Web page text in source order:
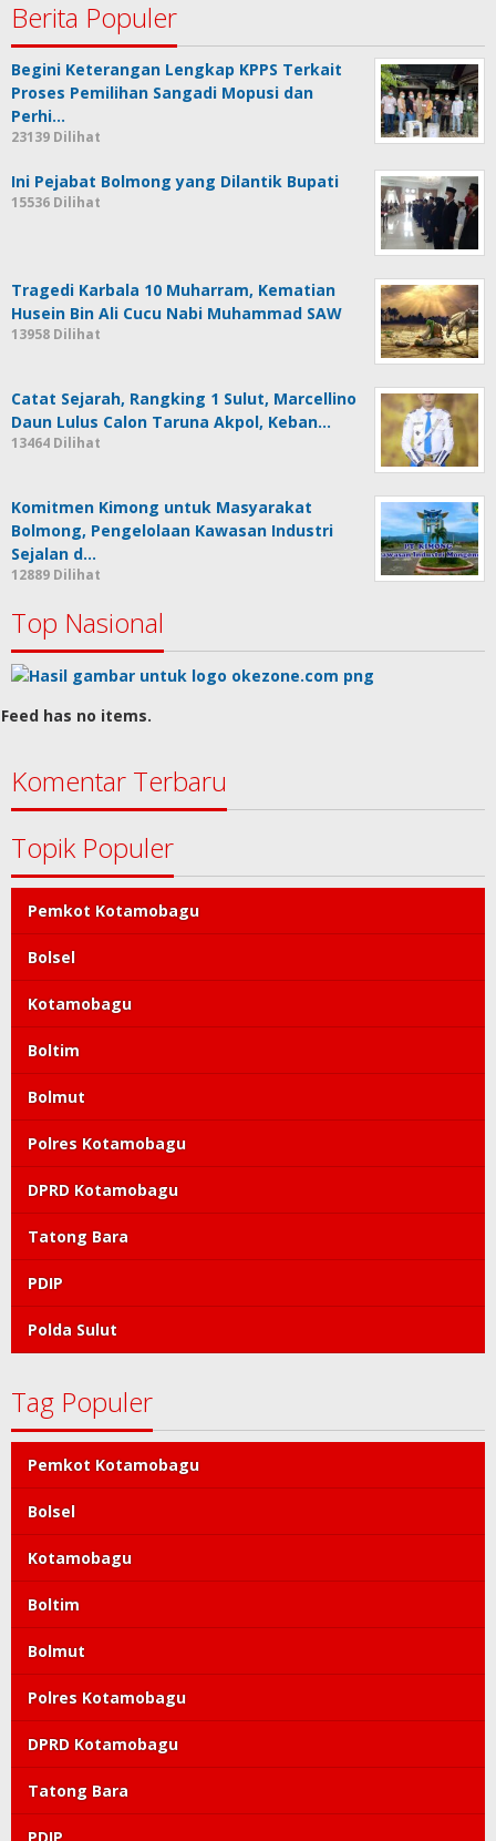
Berita Populer
Begini Keterangan Lengkap KPPS Terkait
Proses Pemilihan Sangadi Mopusi dan
Perhi…
23139 Dilihat
Ini Pejabat Bolmong yang Dilantik Bupati
15536 Dilihat
Tragedi Karbala 10 Muharram, Kematian
Husein Bin Ali Cucu Nabi Muhammad SAW
13958 Dilihat
Catat Sejarah, Rangking 1 Sulut, Marcellino
Daun Lulus Calon Taruna Akpol, Keban…
13464 Dilihat
Komitmen Kimong untuk Masyarakat
Bolmong, Pengelolaan Kawasan Industri
Sejalan d…
12889 Dilihat
Top Nasional
Feed has no items.
Komentar Terbaru
Topik Populer
Pemkot Kotamobagu
Bolsel
Kotamobagu
Boltim
Bolmut
Polres Kotamobagu
DPRD Kotamobagu
Tatong Bara
PDIP
Polda Sulut
Tag Populer
Pemkot Kotamobagu
Bolsel
Kotamobagu
Boltim
Bolmut
Polres Kotamobagu
DPRD Kotamobagu
Tatong Bara